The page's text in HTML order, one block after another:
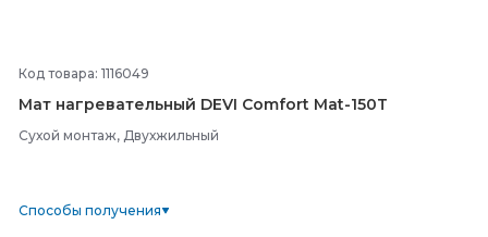
Код товара: 1116049
Мат нагревательный DEVI Comfort Mat-150T
Сухой монтаж, Двухжильный
Способы получения